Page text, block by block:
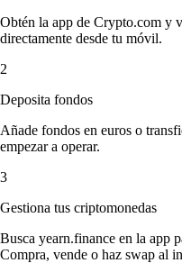
Obtén la app de Crypto.com y
directamente desde tu móvil.
2
Deposita fondos
Añade fondos en euros o
empezar a operar.
3
Gestiona tus criptomonedas
Busca yearn.finance en la app
Compra, vende o haz swap al